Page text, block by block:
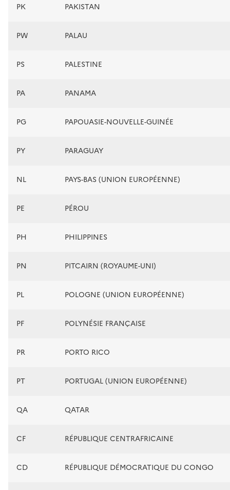
PK PAKISTAN
PW PALAU
PS PALESTINE
PA PANAMA
PG PAPOUASIE-NOUVELLE-GUINÉE
PY PARAGUAY
NL PAYS-BAS (UNION EUROPÉENNE)
PE PÉROU
PH PHILIPPINES
PN PITCAIRN (ROYAUME-UNI)
PL POLOGNE (UNION EUROPÉENNE)
PF POLYNÉSIE FRANÇAISE
PR PORTO RICO
PT PORTUGAL (UNION EUROPÉENNE)
QA QATAR
CF RÉPUBLIQUE CENTRAFRICAINE
CD RÉPUBLIQUE DÉMOCRATIQUE DU CONGO